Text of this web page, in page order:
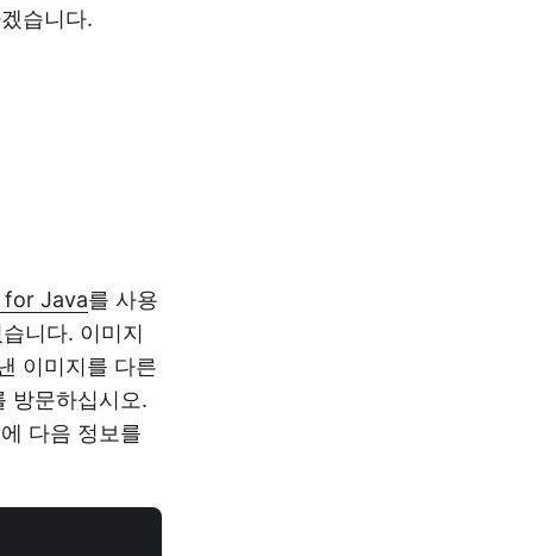
습니다.
for Java를 사용
니다. 이미지
이미지를 다른
방문하십시오.
다음 정보를